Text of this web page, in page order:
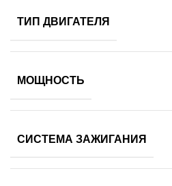
ТИП ДВИГАТЕЛЯ
МОЩНОСТЬ
СИСТЕМА ЗАЖИГАНИЯ